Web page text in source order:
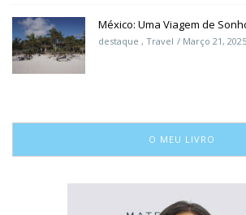
México: Uma Viagem de
destaque , Travel Março 21, 2025
O MEU LIVRO